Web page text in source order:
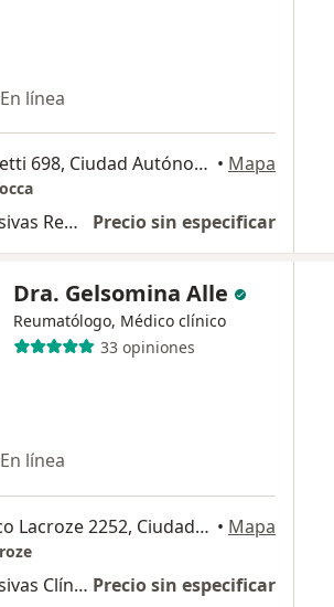
En línea
Juan B. Ambrosetti 698, Ciudad Autónoma de Buenos Aires • Mapa
Consultas sucesivas Reumatología Precio sin especificar
Dra. Gelsomina Alle
Reumatólogo, Médico clínico
33 opiniones
En línea
Avenida Federico Lacroze 2252, Ciudad Autónoma de Buenos Aires • Mapa
Consultas sucesivas Clínica Médica Precio sin especificar